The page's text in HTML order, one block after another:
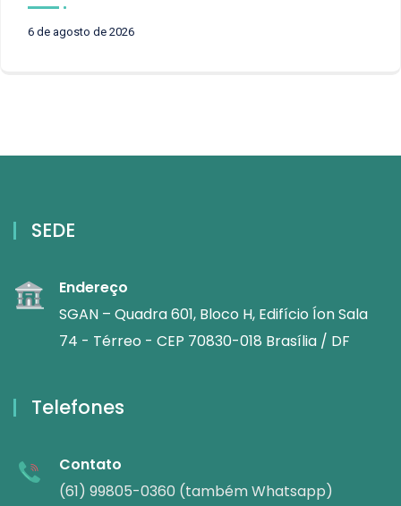
6 de agosto de 2026
SEDE
Endereço
SGAN – Quadra 601, Bloco H, Edifício Íon Sala
74 - Térreo - CEP 70830-018 Brasília / DF
Telefones
Contato
(61) 99805-0360 (também Whatsapp)